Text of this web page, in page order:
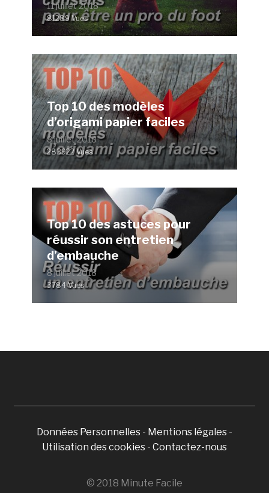
11 juillet 2018
81289 Vues
Top 10 des modèles
d’origami papier faciles
8 juillet 2018
283922 Vues
Top 10 des astuces pour
réussir son entretien
d’embauche
8 juillet 2018
3784 Vues
Données Personnelles - Mentions légales -
Utilisation des cookies - Contactez-nous
© 2018 Minute Facile